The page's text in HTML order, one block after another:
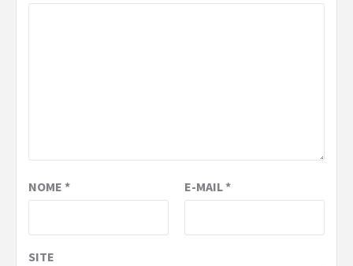
NOME * E-MAIL*
SITE